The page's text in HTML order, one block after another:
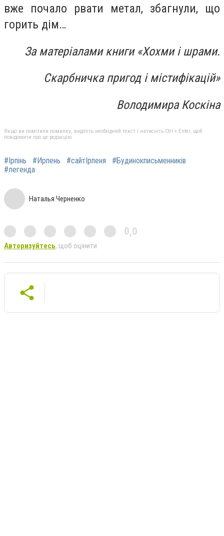
вже почало рвати метал, збагнули, що
горить дім…
За матеріалами книги «Хохми і шрами.
Скарбничка пригод і містифікацій»
Володимира Коскіна
Якщо ви помітили помилку, виділіть необхідний текст і натисніть Ctrl + Enter, щоб
повідомити про це редакцію
#Ірпінь #Ирпень #сайтІрпеня
#Будинокписьменників
#легенда
Наталья Черненко
0,0
Авторизуйтесь, щоб оцінити